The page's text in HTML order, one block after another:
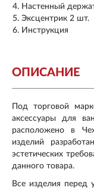
Настенный
Эксцентрик 2 шт.
Инструкция
ОПИСАНИЕ
Под торговой
аксессуары для
расположено в
изделий
эстетических
данного товара.
Все изделия перед